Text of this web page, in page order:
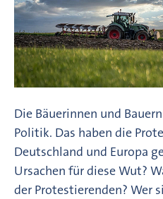
Die Bäuerinnen und
Politik. Das haben die
Deutschland und Europa
Ursachen für diese Wut?
der Protestierenden? Wer